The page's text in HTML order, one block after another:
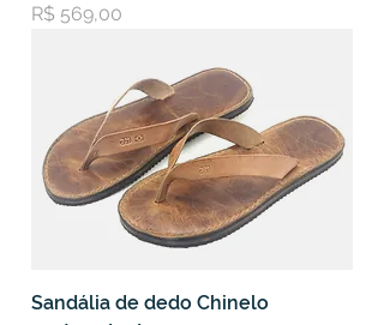
Preço
R$ 569,00
Sandália de dedo Chinelo